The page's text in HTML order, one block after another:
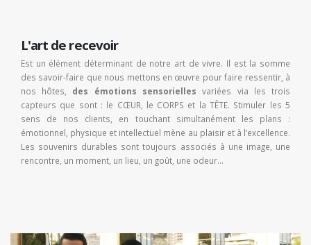
L'art de recevoir
Est un élément déterminant de notre art de vivre. Il est la somme
des savoir-faire que nous mettons en œuvre pour faire ressentir, à
nos hôtes, des émotions sensorielles variées via les trois
capteurs que sont : le CŒUR, le CORPS et la TÊTE. Stimuler les 5
sens de nos clients, en touchant simultanément les plans :
émotionnel, physique et intellectuel mène au plaisir et à l’excellence.
Les souvenirs durables sont toujours associés à une image, une
rencontre, un moment, un lieu, un goût, une odeur…